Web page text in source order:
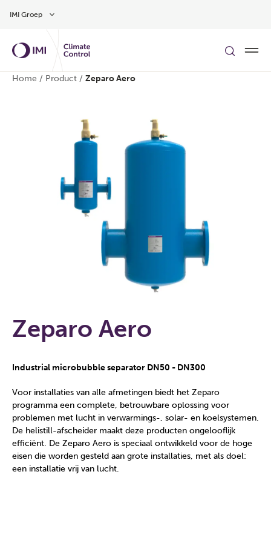
IMI Groep
Home / Product / Zeparo Aero
Zeparo Aero
Industrial microbubble separator DN50 - DN300
Voor installaties van alle afmetingen biedt het Zeparo
programma een complete, betrouwbare oplossing voor
problemen met lucht in verwarmings-, solar- en koelsystemen.
De helistill-afscheider maakt deze producten ongelooflijk
efficiënt. De Zeparo Aero is speciaal ontwikkeld voor de hoge
eisen die worden gesteld aan grote installaties, met als doel:
een installatie vrij van lucht.